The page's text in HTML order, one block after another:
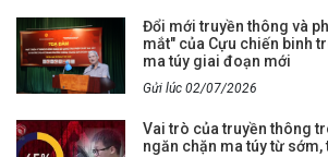
Đổi mới truyền thông và
mắt" của Cựu chiến binh
ma túy giai đoạn mới
Gửi lúc 02/07/2026
Vai trò của truyền thông
ngăn chặn ma túy từ sớm,